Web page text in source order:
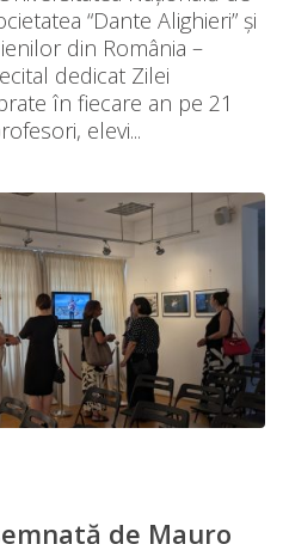
“Dante Alighieri” și
din România –
dedicat Zilei
în fiecare an pe 21
elevi...
de Mauro